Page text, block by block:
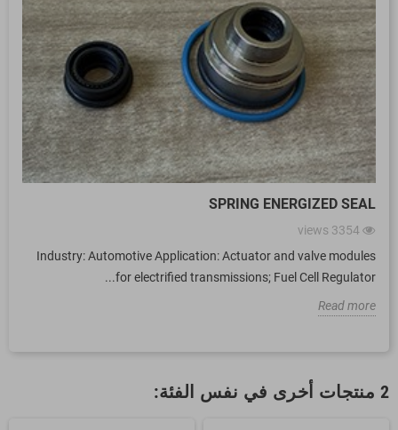
SPRING ENERGIZED SEAL
3354
views
Industry: Automotive Application: Actuator and valve modules
for electrified transmissions; Fuel Cell Regulator...
Read more
2 منتجات أخرى في نفس الفئة: